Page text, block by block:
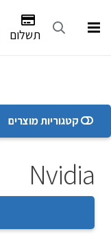
תשלום
קטגוריות מוצרים
Nvidia